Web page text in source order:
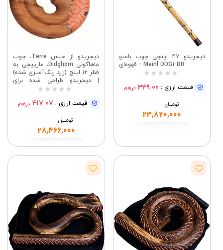
دیجریدو ۴۷ اینچی چوب بامبو
Meinl DDG1-BR - قهوه‌ای
قیمت ارزی : 349.00 درهم
تومــــــان
23,820,000
دیجریدو از جنس Terre، چوب
ماهاگونی Didghorn، مارپیچی به
قطر ۱۲ اینچ (زرد رنگ‌آمیزی شده)
| دیجریدو طراحی شده برای
صداهای بم عمیق و تمرین
رنگ‌آمیزی شده. قیمت ارزی : 417.07 درهم
تومــــــان
28,466,000
مشاهده